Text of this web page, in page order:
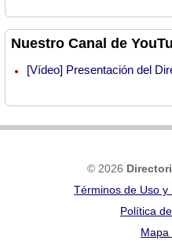
Nuestro Canal de
[Vídeo] Presentación del
© 2026
Términos de Uso y
Política
Mapa